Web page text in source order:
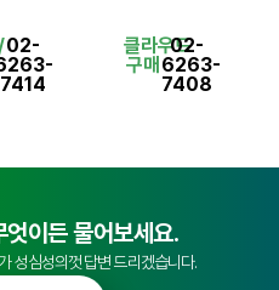
02-
7414
클라우드
구매
02-
6263-
7408
이든 물어보세요.
성심성의껏 답변 드리겠습니다.